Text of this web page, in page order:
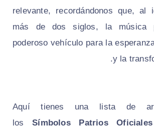
relevante, recordándonos que, al
más de dos siglos, la música
poderoso vehículo para la
y la
Aquí tienes una lista de
losSímbolos Patrios Oficiales